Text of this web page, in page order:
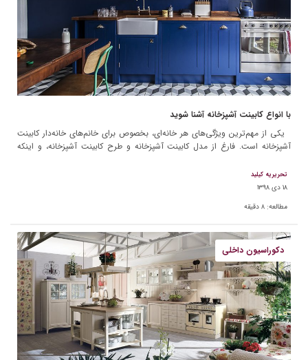
با انواع کابینت آشپزخانه آشنا شوید
یکی از مهم‌ترین ویژگی‌های هر خانه‌ای، بخصوص برای خانم‌های خانه‌دار کابینت
آشپزخانه است. فارغ از مدل کابینت آشپزخانه و طرح کابینت آشپزخانه، و اینکه
تحریریه کیلید
۱۸ دی ۱۳۹۸
مطالعه: ۸ دقیقه
دکوراسیون داخلی